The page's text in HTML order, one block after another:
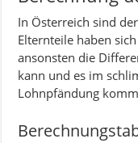
In Österreich sind
Elternteile haben
ansonsten die
kann und es im
Lohnpfändung